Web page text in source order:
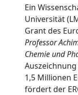
Ein
Universität
Grant des
Professor
Chemie und
1,5 Millionen
fördert der